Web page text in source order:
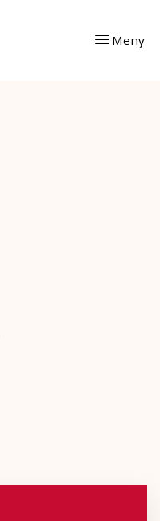
Meny